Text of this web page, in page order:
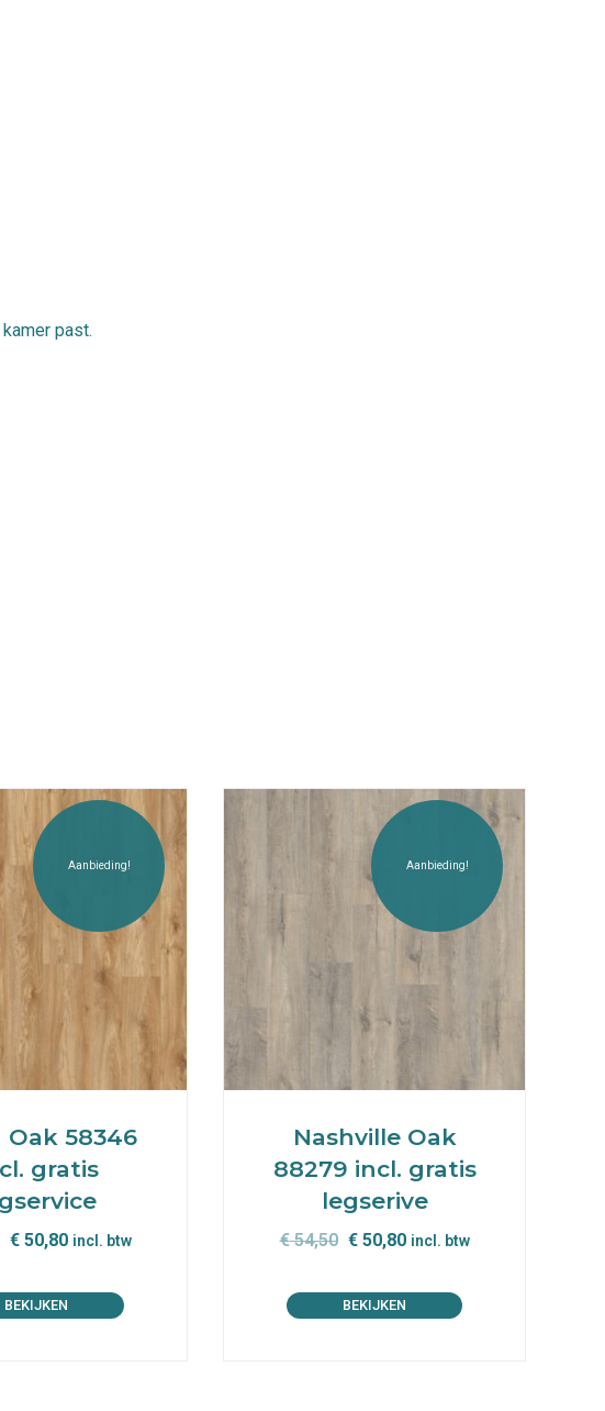
past.
Aanbieding!
Oak 58346
gratis
Oorspronkelijke
was:
€50,80Huidige
is:
incl. btw
BEKIJKEN
Aanbieding!
Nashville Oak
88279 incl. gratis
legserive
€54,50 Oorspronkelijke
was:
€50,80Huidige
is:
incl. btw
BEKIJKEN